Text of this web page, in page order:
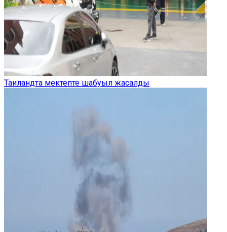
Таиландта мектепте шабуыл жасалды